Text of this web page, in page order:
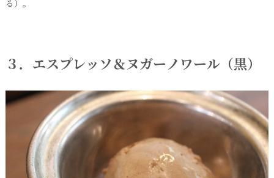
る）。
３．エスプレッソ＆ヌガーノワール（黒）